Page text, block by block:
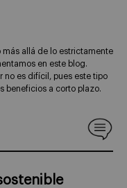
más allá de lo estrictamente
en este blog.
no es difícil, pues este tipo
beneficios a corto plazo.